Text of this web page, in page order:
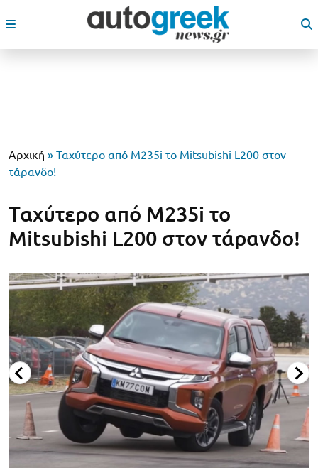
Αρχική » Ταχύτερο από M235i το Mitsubishi L200 στον
τάρανδο!
Ταχύτερο από M235i το
Mitsubishi L200 στον τάρανδο!